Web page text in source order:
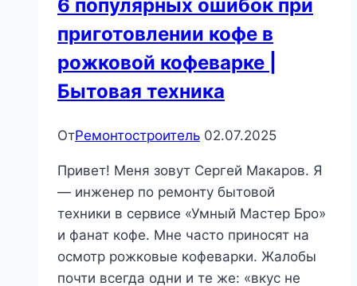
6 популярных ошибок при
приготовлении кофе в
рожковой кофеварке |
Бытовая техника
ОтРемонтостроитель 02.07.2025
Привет! Меня зовут Сергей Макаров. Я
— инженер по ремонту бытовой
техники в сервисе «Умный Мастер Бро»
и фанат кофе. Мне часто приносят на
осмотр рожковые кофеварки. Жалобы
почти всегда одни и те же: «вкус не